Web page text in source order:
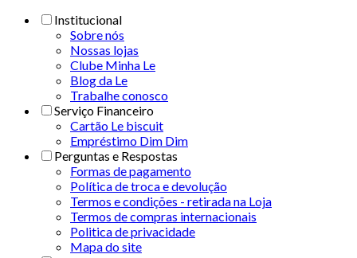
Institucional
Sobre nós
Nossas lojas
Clube Minha Le
Blog da Le
Trabalhe conosco
Serviço Financeiro
Cartão Le biscuit
Empréstimo Dim Dim
Perguntas e Respostas
Formas de pagamento
Política de troca e devolução
Termos e condições - retirada na Loja
Termos de compras internacionais
Politica de privacidade
Mapa do site